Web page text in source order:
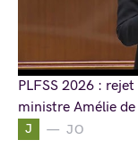
J JO
PLFSS 2026 :
ministre Amélie